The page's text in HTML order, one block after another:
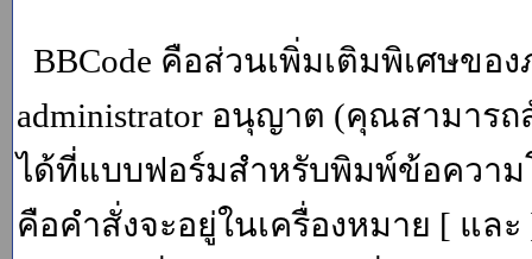
BBCode คือส่วนเพิ่มเติมพิเศษขอ
administrator อนุญาต (คุณสามาร
ได้ที่แบบฟอร์มสำหรับพิมพ์ข้อความ
คือคำสั่งจะอยู่ในเครื่องหมาย [ แล